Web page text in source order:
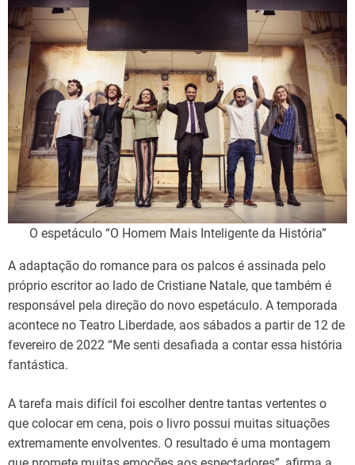
O espetáculo “O Homem Mais Inteligente da História”
A adaptação do romance para os palcos é assinada pelo
próprio escritor ao lado de Cristiane Natale, que também é
responsável pela direção do novo espetáculo. A temporada
acontece no Teatro Liberdade, aos sábados a partir de 12 de
fevereiro de 2022 “Me senti desafiada a contar essa história
fantástica.
A tarefa mais difícil foi escolher dentre tantas vertentes o
que colocar em cena, pois o livro possui muitas situações
extremamente envolventes. O resultado é uma montagem